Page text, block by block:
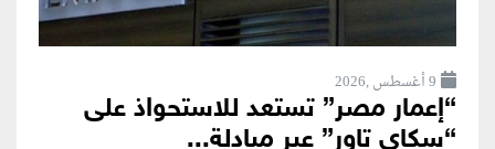
9 أغسطس ,2026
“إعمار مصر” تستعد للاستحواذ على
“سكاي تاور” عبر مبادلة...